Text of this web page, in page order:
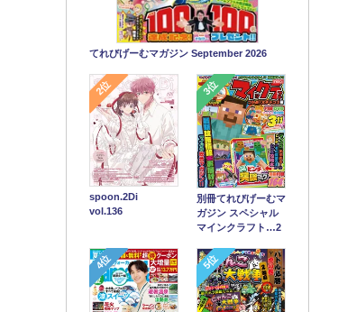
てれびげーむマガジン September 2026
2位
spoon.2Di
vol.136
3位
別冊てれびげーむマ
ガジン スペシャル
マインクラフト…2
4位 5位